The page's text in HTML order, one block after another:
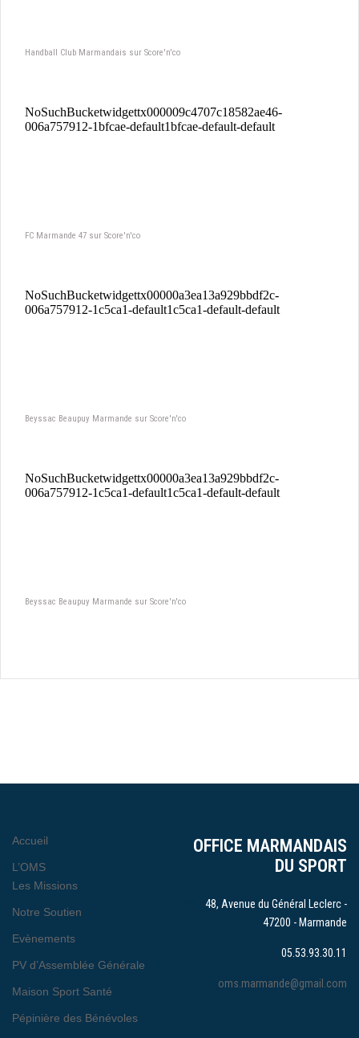
Handball Club Marmandais sur Score'n'co
FC Marmande 47 sur Score'n'co
Beyssac Beaupuy Marmande sur Score'n'co
Beyssac Beaupuy Marmande sur Score'n'co
OFFICE MARMANDAIS
DU SPORT
48, Avenue du Général Leclerc -
47200 - Marmande
05.53.93.30.11
oms.marmande@gmail.com
Accueil
L’OMS
Les Missions
Notre Soutien
Evènements
PV d’Assemblée Générale
Maison Sport Santé
Pépinière des Bénévoles